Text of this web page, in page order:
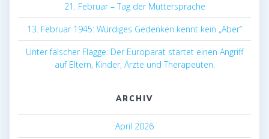
21. Februar – Tag der Muttersprache
13. Februar 1945: Würdiges Gedenken kennt kein „Aber“
Unter falscher Flagge: Der Europarat startet einen Angriff
auf Eltern, Kinder, Ärzte und Therapeuten.
ARCHIV
April 2026